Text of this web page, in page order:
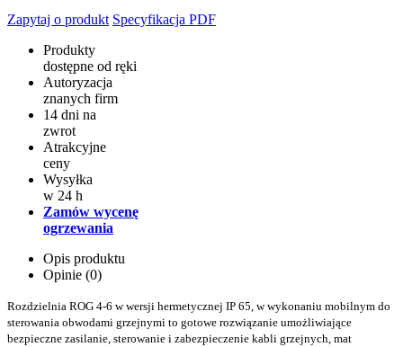
Zapytaj o produkt Specyfikacja PDF
Produkty
dostępne od ręki
Autoryzacja
znanych firm
14 dni na
zwrot
Atrakcyjne
ceny
Wysyłka
w 24 h
Zamów wycenę
ogrzewania
Opis produktu
Opinie (0)
Rozdzielnia ROG 4-6 w wersji hermetycznej IP 65, w wykonaniu mobilnym do
sterowania obwodami grzejnymi to gotowe rozwiązanie umożliwiające
bezpieczne zasilanie, sterowanie i zabezpieczenie kabli grzejnych, mat